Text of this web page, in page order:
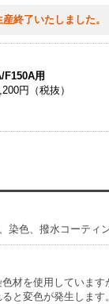
終了いたしました。
用
円（税抜）
染色、撥水コーティ
材を使用しています
と変色が発生します。